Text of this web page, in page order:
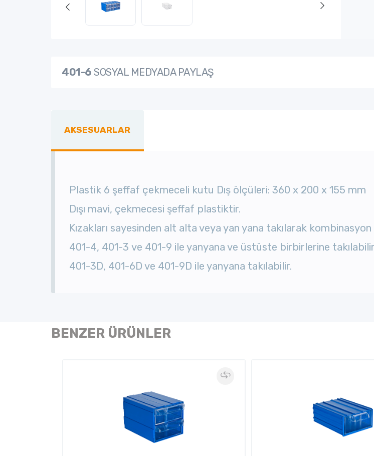
401-6 SOSYAL MEDYADA PAYLAŞ
AKSESUARLAR
Plastik 6 şeffaf çekmeceli kutu Dış ölçüleri: 360 x 200 x 155 mm
Dışı mavi, çekmecesi şeffaf plastiktir.
Kızakları sayesinden alt alta veya yan yana takılarak
401-4, 401-3 ve 401-9 ile yanyana ve üstüste birbirlerine
401-3D, 401-6D ve 401-9D ile yanyana takılabilir.
BENZER ÜRÜNLER